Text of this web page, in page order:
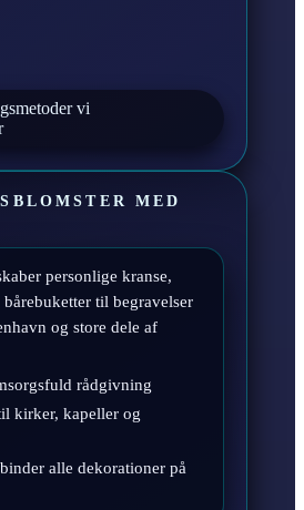
MED
personlige kranse,
til begravelser
og store dele af
rådgivning
kirker, kapeller og
alle dekorationer på